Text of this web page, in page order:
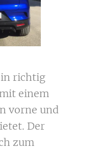
richtig
einem
vorne und
Der
zum